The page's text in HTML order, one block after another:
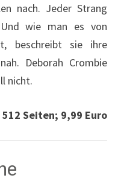
nach. Jeder Strang
Und wie man es von
beschreibt sie ihre
Deborah Crombie
nicht.
Seiten; 9,99 Euro